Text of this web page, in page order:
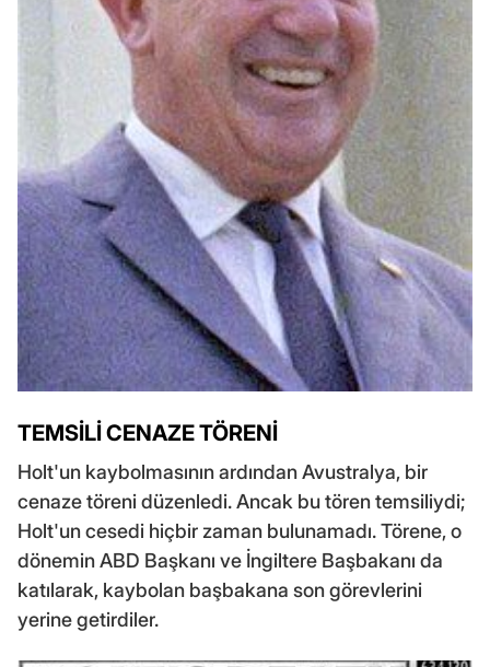
TEMSİLİ CENAZE TÖRENİ
Holt'un kaybolmasının ardından Avustralya, bir
cenaze töreni düzenledi. Ancak bu tören temsiliydi;
Holt'un cesedi hiçbir zaman bulunamadı. Törene, o
dönemin ABD Başkanı ve İngiltere Başbakanı da
katılarak, kaybolan başbakana son görevlerini
yerine getirdiler.